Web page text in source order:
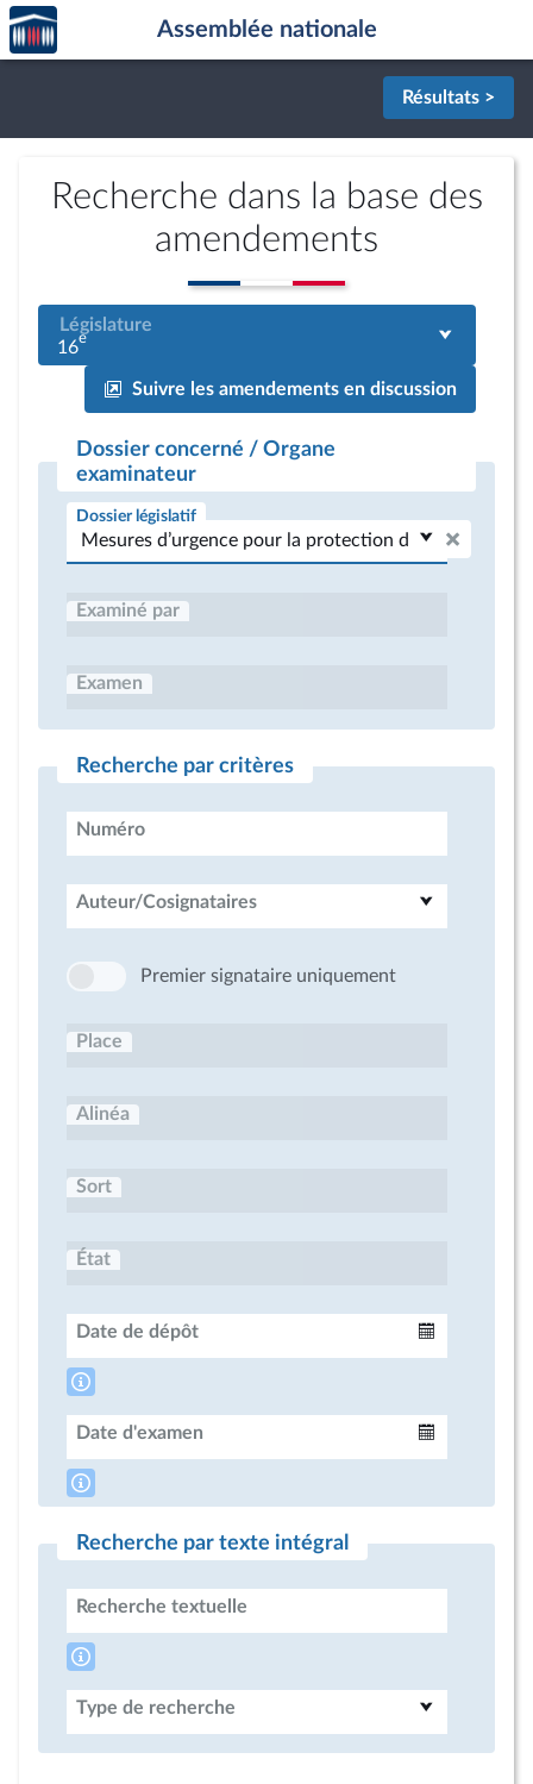
Aller au contenu
Aller en bas de la page
Accèder
à la
page
Assemblée nationale
Résultats >
Recherche dans la base des
amendements
Législature
16e
Suivre les amendements en discussion
Dossier concerné / Organe
examinateur
Dossier législatif
Examiné par
Examen
Recherche par critères
Numéro
Auteur/Cosignataires
Premier signataire uniquement
Place
Alinéa
Sort
État
Date de dépôt
Date d'examen
Recherche par texte intégral
Recherche textuelle
Type de recherche